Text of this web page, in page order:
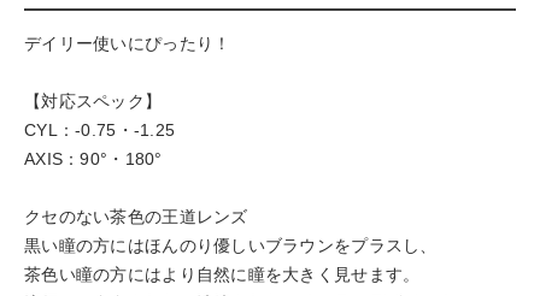
デイリー使いにぴったり！
【対応スペック】
CYL：-0.75・-1.25
AXIS：90°・180°
クセのない茶色の王道レンズ
黒い瞳の方にはほんのり優しいブラウンをプラスし、
茶色い瞳の方にはより自然に瞳を大きく見せます。